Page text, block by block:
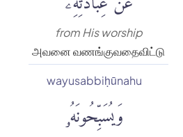
from His worship
அவனை வணங்குவதைவிட்டு
wayusabbiḥūnahu
وَيُسَبِّحُونَهُۥ